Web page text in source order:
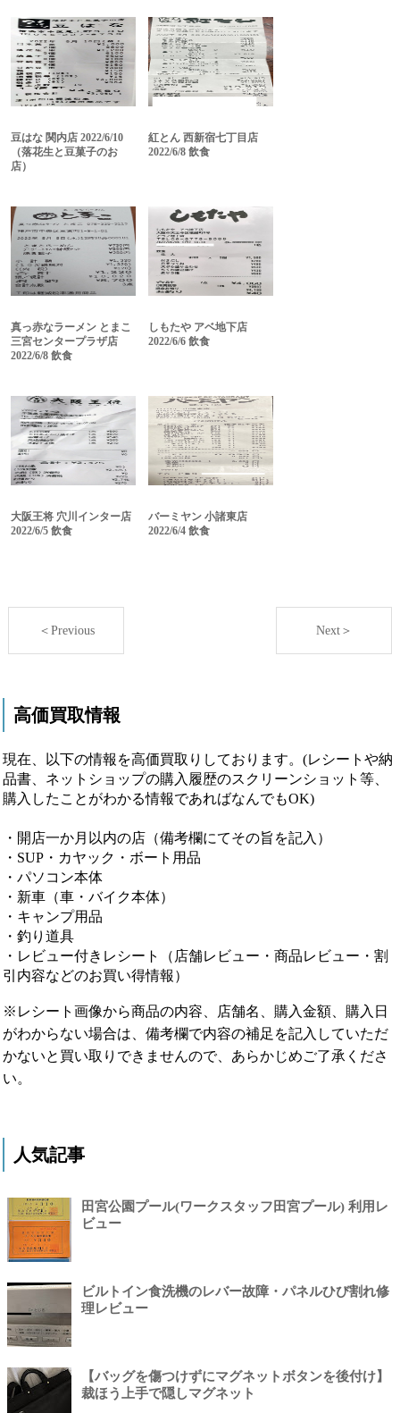
豆はな 関内店 2022/6/10
（落花生と豆菓子のお
店）
紅とん 西新宿七丁目店
2022/6/8 飲食
真っ赤なラーメン とまこ
三宮センタープラザ店
2022/6/8 飲食
しもたや アベ地下店
2022/6/6 飲食
大阪王将 穴川インター店
2022/6/5 飲食
バーミヤン 小諸東店
2022/6/4 飲食
＜Previous Next＞
高価買取情報
現在、以下の情報を高価買取りしております。(レシートや納
品書、ネットショップの購入履歴のスクリーンショット等、
購入したことがわかる情報であればなんでもOK)
・開店一か月以内の店（備考欄にてその旨を記入）
・SUP・カヤック・ボート用品
・パソコン本体
・新車（車・バイク本体）
・キャンプ用品
・釣り道具
・レビュー付きレシート（店舗レビュー・商品レビュー・割
引内容などのお買い得情報）
※レシート画像から商品の内容、店舗名、購入金額、購入日
がわからない場合は、備考欄で内容の補足を記入していただ
かないと買い取りできませんので、あらかじめご了承くださ
い。
人気記事
田宮公園プール(ワークスタッフ田宮プール) 利用レ
ビュー
ビルトイン食洗機のレバー故障・パネルひび割れ修
理レビュー
【バッグを傷つけずにマグネットボタンを後付け】
裁ほう上手で隠しマグネット